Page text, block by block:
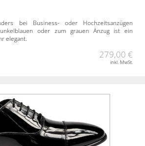
bei Business- oder Hochzeitsanzügen
oder zum grauen Anzug ist ein
elegant.
279,00 €
inkl. MwSt.